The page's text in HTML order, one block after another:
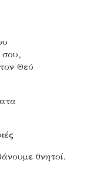
σου,
Θεό
θνητοί.